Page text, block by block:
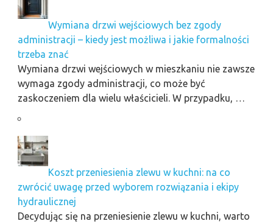
Wymiana drzwi wejściowych bez zgody
administracji – kiedy jest możliwa i jakie formalności
trzeba znać
Wymiana drzwi wejściowych w mieszkaniu nie zawsze
wymaga zgody administracji, co może być
zaskoczeniem dla wielu właścicieli. W przypadku, …
Koszt przeniesienia zlewu w kuchni: na co
zwrócić uwagę przed wyborem rozwiązania i ekipy
hydraulicznej
Decydując się na przeniesienie zlewu w kuchni, warto